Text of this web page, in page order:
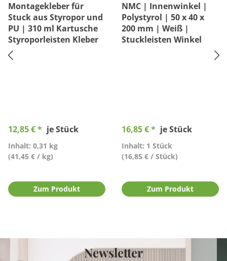
Montagekleber für
Stuck aus Styropor und
PU | 310 ml Kartusche
Styroporleisten Kleber
12,85 € * je Stück
Inhalt: 0,31 kg
(41,45 € / kg)
Zum Produkt
NMC | Innenwinkel |
Polystyrol | 50 x 40 x
200 mm | Weiß |
Stuckleisten Winkel
16,85 € * je Stück
Inhalt: 1 Stück
(16,85 € / Stück)
Zum Produkt
Newsletter